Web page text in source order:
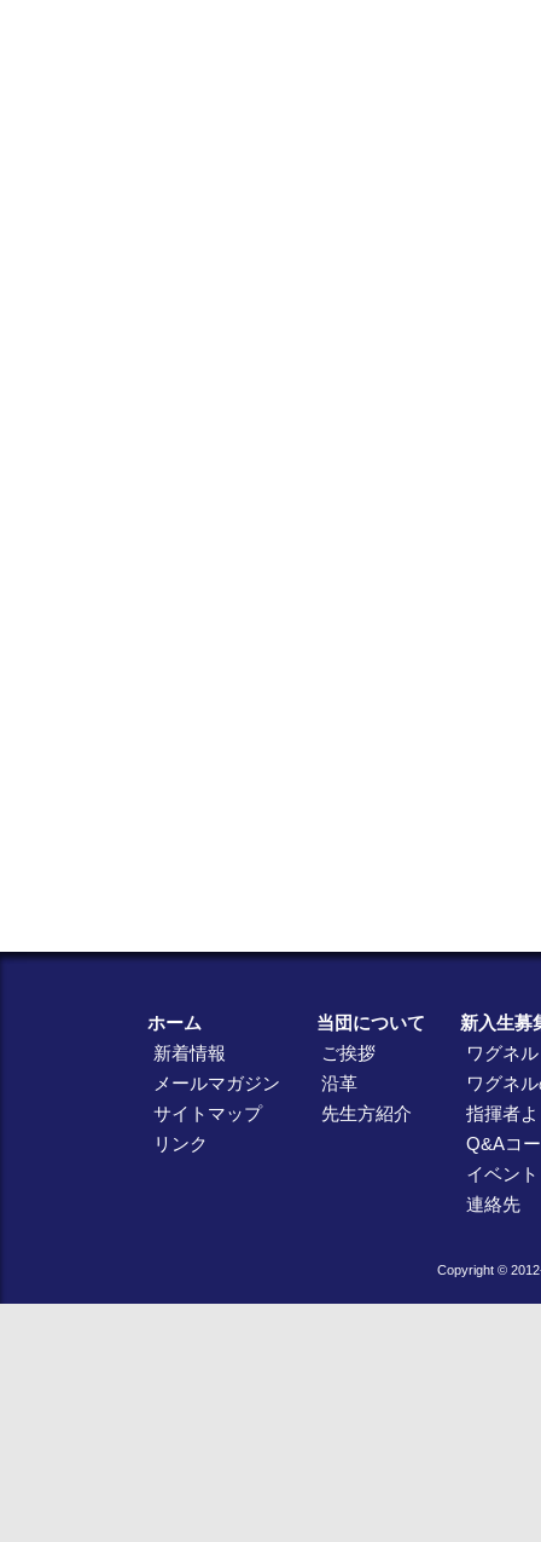
ホーム
新着情報
メールマガジン
サイトマップ
リンク
当団について
ご挨拶
沿革
先生方紹介
新入生募
ワグネ
ワグネ
指揮者
Q&Aコ
イベン
連絡先
Copyright ©